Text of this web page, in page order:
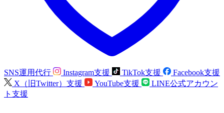
SNS運用代行 Instagram支援 TikTok支援
Facebook支援
X（旧Twitter）支援
YouTube支援
LINE公式アカウン
ト支援